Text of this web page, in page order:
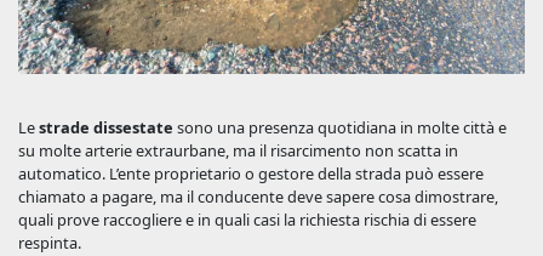
Lestrade dissestate sono una presenza quotidiana in molte città e
su molte arterie extraurbane, ma il risarcimento non scatta in
automatico. L’ente proprietario o gestore della strada può essere
chiamato a pagare, ma il conducente deve sapere cosa dimostrare,
quali prove raccogliere e in quali casi la richiesta rischia di essere
respinta.